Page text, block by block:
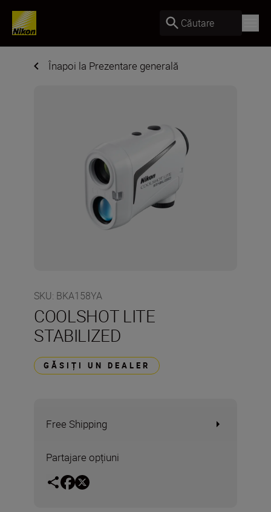
Căutare
Înapoi la Prezentare generală
SKU: BKA158YA
COOLSHOT LITE
STABILIZED
GĂSIȚI UN DEALER
Free Shipping
Partajare opțiuni